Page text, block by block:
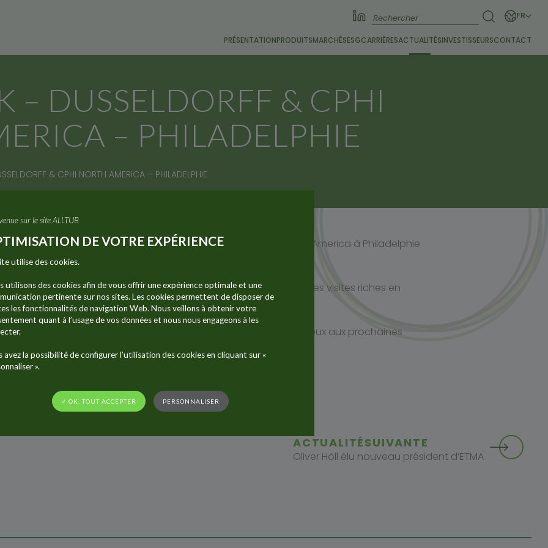
FR
PRÉSENTATIONPRODUITSMARCHÉSESGCARRIÈRESACTUALITÉSINVESTISSEURSCONTACT
– DUSSELDORFF & CPHI
– PHILADELPHIE
& CPHI NORTH AMERICA – PHILADELPHIE
présentes sur les salons Interpack à Düsseldorf et CPhI North America à Philadelphie
de mai.
pour nous. Nous souhaitons vous remercier pour vos nombreuses visites riches en
plaisir à vous rencontrer et espère vous revoir encore plus nombreux aux prochaines
ACTUALITÉSUIVANTE
Oliver Höll élu nouveau président d’ETMA
sur le site ALLTUB
DE VOTRE EXPÉRIENCE
utilise des cookies.
utilisons des cookies afin de vous offrir une expérience optimale et une
pertinente sur nos sites. Les cookies permettent de disposer de
les fonctionnalités de navigation Web. Nous veillons à obtenir votre
quant à l’usage de vos données et nous nous engageons à les
avez la possibilité de configurer l’utilisation des cookies en cliquant sur «
».
✓ OK, TOUT ACCEPTER PERSONNALISER